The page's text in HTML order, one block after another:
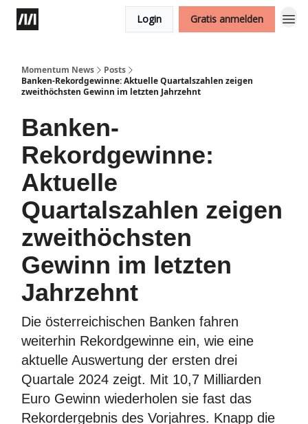
Login Gratis anmelden
Momentum News
Posts
Banken-Rekordgewinne: Aktuelle Quartalszahlen zeigen
zweithöchsten Gewinn im letzten Jahrzehnt
Banken-
Rekordgewinne:
Aktuelle
Quartalszahlen zeigen
zweithöchsten
Gewinn im letzten
Jahrzehnt
Die österreichischen Banken fahren
weiterhin Rekordgewinne ein, wie eine
aktuelle Auswertung der ersten drei
Quartale 2024 zeigt. Mit 10,7 Milliarden
Euro Gewinn wiederholen sie fast das
Rekordergebnis des Vorjahres. Knapp die